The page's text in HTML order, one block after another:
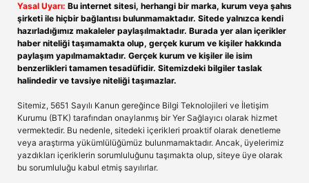
Yasal Uyarı: Bu internet sitesi, herhangi bir marka, kurum veya şahıs
şirketi ile hiçbir bağlantısı bulunmamaktadır. Sitede yalnızca kendi
hazırladığımız makaleler paylaşılmaktadır. Burada yer alan içerikler
haber niteliği taşımamakta olup, gerçek kurum ve kişiler hakkında
paylaşım yapılmamaktadır. Gerçek kurum ve kişiler ile isim
benzerlikleri tamamen tesadüfidir. Sitemizdeki bilgiler taslak
halindedir ve tavsiye niteliği taşımazlar.
Sitemiz, 5651 Sayılı Kanun gereğince Bilgi Teknolojileri ve İletişim
Kurumu (BTK) tarafından onaylanmış bir Yer Sağlayıcı olarak hizmet
vermektedir. Bu nedenle, sitedeki içerikleri proaktif olarak denetleme
veya araştırma yükümlülüğümüz bulunmamaktadır. Ancak, üyelerimiz
yazdıkları içeriklerin sorumluluğunu taşımakta olup, siteye üye olarak
bu sorumluluğu kabul etmiş sayılırlar.